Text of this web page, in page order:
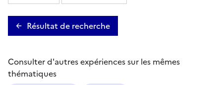
Résultat de recherche
Consulter d'autres expériences sur les mêmes
thématiques